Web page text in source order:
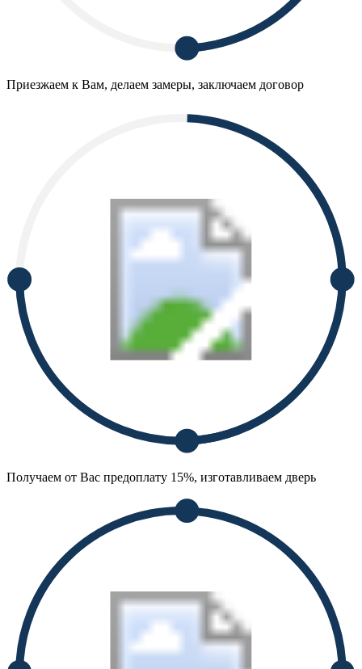
Приезжаем к Вам, делаем замеры, заключаем договор
Получаем от Вас предоплату 15%, изготавливаем дверь